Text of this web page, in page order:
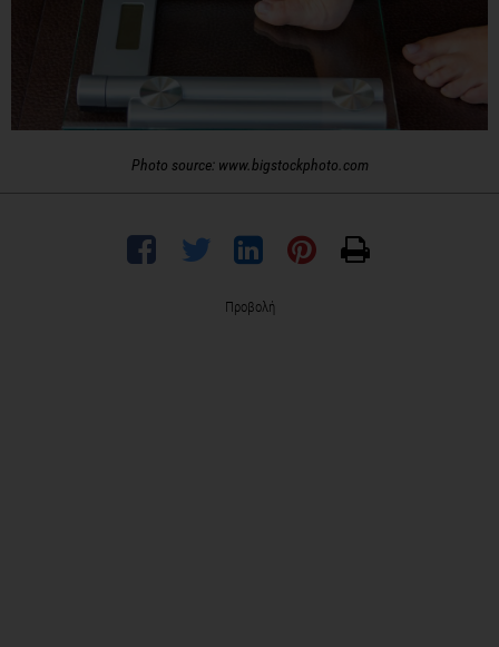
Photo source: www.bigstockphoto.com
Προβολή